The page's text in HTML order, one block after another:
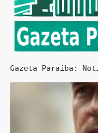
Gazeta Paraíba: